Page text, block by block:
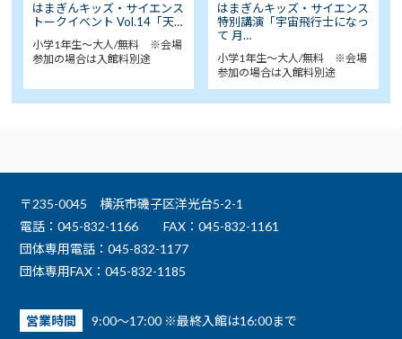
はまぎんキッズ・サイエンス
トークイベント Vol.14「天…
小学1年生～大人/無料 ※会場
参加の場合は入館料別途
はまぎんキッズ・サイエンス
特別講演「宇宙飛行士になっ
て 月…
小学1年生～大人/無料 ※会場
参加の場合は入館料別途
〒235-0045 横浜市磯子区洋光台5-2-1
電話：045-832-1166
FAX：045-832-1161
団体専用電話：045-832-1177
団体専用FAX：045-832-1185
営業時間 9:00～17:00 ※最終入館は16:00まで